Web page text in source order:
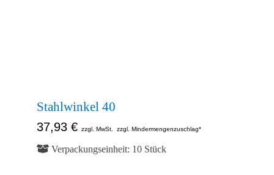
Stahlwinkel 40
37,93 € zzgl. MwSt. zzgl. Mindermengenzuschlag*
Verpackungseinheit: 10 Stück